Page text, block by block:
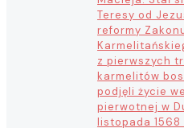
Teresy od
reformy
z pierwszych
karmelitów
podjęli życie
pierwotnej w
listopada